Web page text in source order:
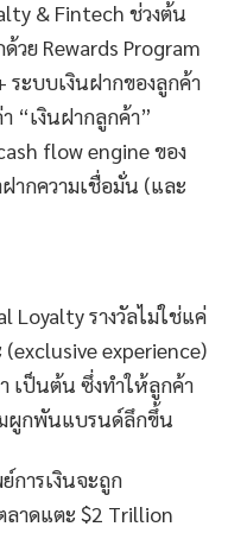
& Fintech ช่วงต้น
วย Rewards Program
ะบบเงินฝากของลูกค้า
“เงินฝากลูกค้า”
flow engine ของ
ากความเชื่อมั่น (และ
Loyalty รางวัลไม่ใช่แค่
experience)
เป็นต้น ซึ่งทำให้ลูกค้า
ผูกพันแบรนด์ลึกขึ้น
การเงินจะถูก
ลาดแตะ $2 Trillion